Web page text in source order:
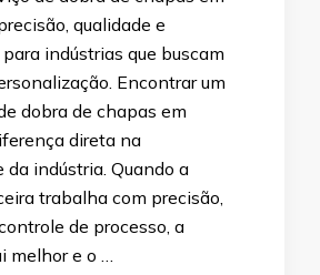
qualidade e
indústrias que buscam
Encontrar um
dobra de chapas em
direta na
da indústria. Quando a
trabalha com precisão,
de processo, a
e o …